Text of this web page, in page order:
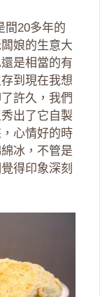
間20多年的
娘的生意大
是相當的有
到現在我想
許久，我們
出了它自製
心情好的時
冰，不管是
得印象深刻